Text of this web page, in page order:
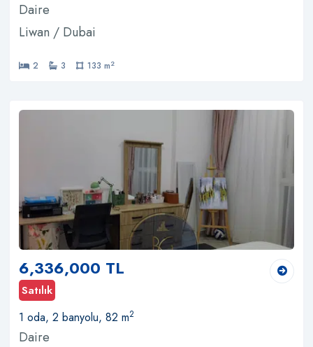
Daire
Liwan / Dubai
2 3 133 m2
6,336,000 TL
Satılık
1 oda, 2 banyolu, 82 m2
Daire